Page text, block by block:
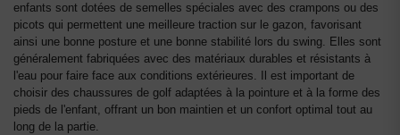
enfants sont dotées de semelles spéciales avec des crampons ou des
picots qui permettent une meilleure traction sur le gazon, favorisant
ainsi une bonne posture et une bonne stabilité lors du swing. Elles sont
généralement fabriquées avec des matériaux durables et résistants à
l'eau pour faire face aux conditions extérieures. Il est important de
choisir des chaussures de golf adaptées à la pointure et à la forme des
pieds de l'enfant, offrant un bon maintien et un confort optimal tout au
long de la partie.